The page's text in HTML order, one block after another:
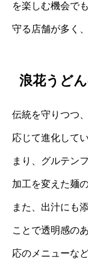
を楽しむ機会で
守る店舗が多く
浪花うど
伝統を守りつつ
応じて進化して
まり、グルテン
加工を変えた麺
また、出汁にも
ことで透明感の
応のメニューな